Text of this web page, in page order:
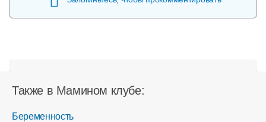
Также в Мамином клубе:
Беременность